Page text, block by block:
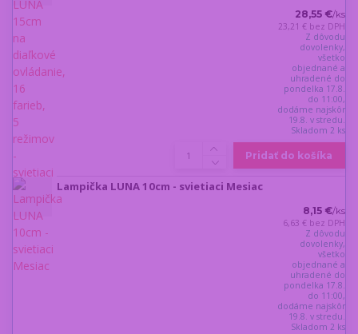
28,55 €/ks
23,21 € bez DPH
Z dôvodu
dovolenky,
všetko
objednané a
uhradené do
pondelka 17.8.
do 11:00,
dodáme najskôr
19.8. v stredu.
Skladom 2 ks
Pridať do košíka
Lampička LUNA 10cm - svietiaci Mesiac
8,15 €/ks
6,63 € bez DPH
Z dôvodu
dovolenky,
všetko
objednané a
uhradené do
pondelka 17.8.
do 11:00,
dodáme najskôr
19.8. v stredu.
Skladom 2 ks